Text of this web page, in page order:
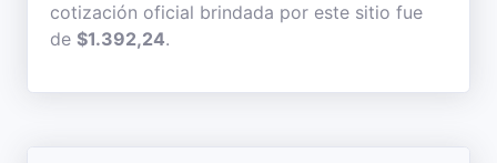
cotización oficial brindada por este sitio fue
de $1.392,24.